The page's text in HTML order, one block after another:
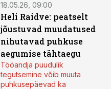
18.05.26, 09:00
Heli Raidve: peatselt
jõustuvad muudatused
nihutavad puhkuse
aegumise tähtaegu
Tööandja puudulik
tegutsemine võib muuta
puhkusepäevad ka